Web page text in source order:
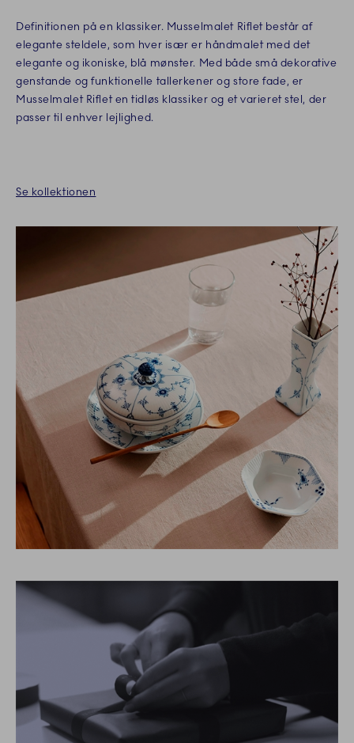
Definitionen på en klassiker. Musselmalet Riflet består af
elegante steldele, som hver især er håndmalet med det
elegante og ikoniske, blå mønster. Med både små dekorative
genstande og funktionelle tallerkener og store fade, er
Musselmalet Riflet en tidløs klassiker og et varieret stel, der
passer til enhver lejlighed.
Se kollektionen